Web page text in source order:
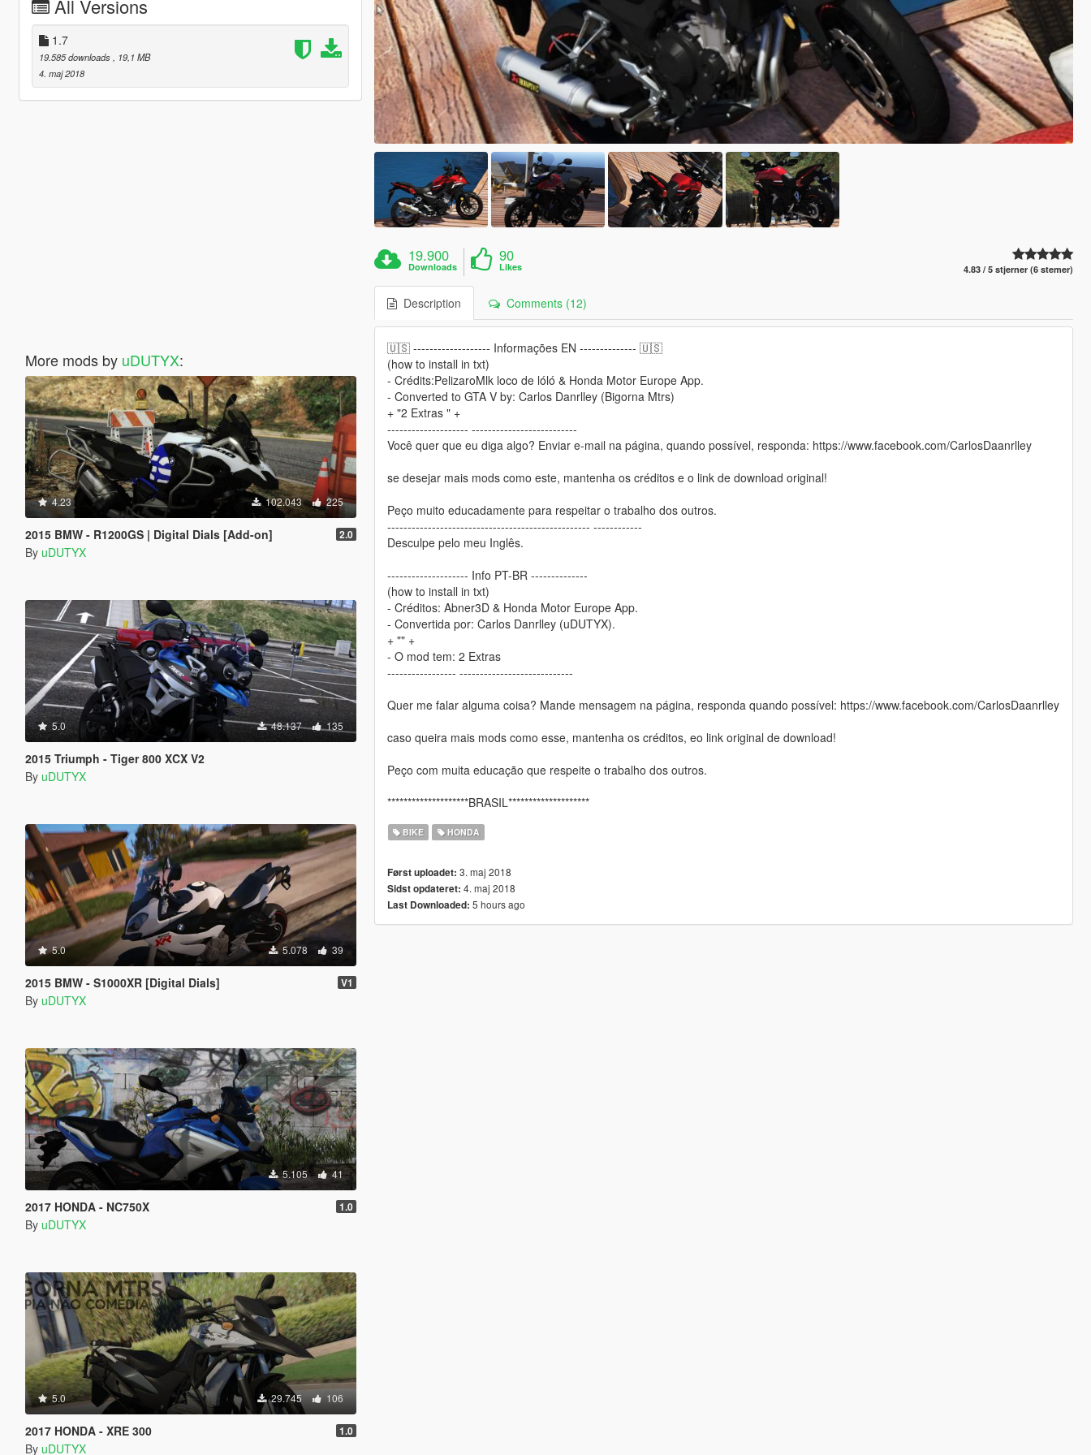
All Versions
1.7
19.585 downloads
, 19,1 MB
4. maj 2018
More mods by uDUTYX:
4.23 102.043 225
2015 BMW - R1200GS | Digital Dials [Add-on] 2.0
By uDUTYX
5.0 48.137 135
2015 Triumph - Tiger 800 XCX V2
By uDUTYX
5.0 5.078 39
2015 BMW - S1000XR [Digital Dials] V1
By uDUTYX
5.105 41
2017 HONDA - NC750X 1.0
By uDUTYX
5.0 29.745 106
2017 HONDA - XRE 300 1.0
By uDUTYX
19.900
Downloads
90
Likes 4.83 / 5 stjerner (6 stemer)
Description Comments (12)
🇺🇸 ------------------- Informações EN -------------- 🇺🇸
(how to install in txt)
- Crédits:PelizaroMlk loco de lóló & Honda Motor Europe App.
- Converted to GTA V by: Carlos Danrlley (Bigorna Mtrs)
+ "2 Extras " +
-------------------- --------------------------
Você quer que eu diga algo? Enviar e-mail na página, quando possível, responda: https://www.facebook.com/CarlosDaanrlley
se desejar mais mods como este, mantenha os créditos e o link de download original!
Peço muito educadamente para respeitar o trabalho dos outros.
-------------------------------------------------- ------------
Desculpe pelo meu Inglês.
-------------------- Info PT-BR --------------
(how to install in txt)
- Créditos: Abner3D & Honda Motor Europe App.
- Convertida por: Carlos Danrlley (uDUTYX).
+ "" +
- O mod tem: 2 Extras
----------------- ----------------------------
Quer me falar alguma coisa? Mande mensagem na página, responda quando possível: https://www.facebook.com/CarlosDaanrlley
caso queira mais mods como esse, mantenha os créditos, eo link original de download!
Peço com muita educação que respeite o trabalho dos outros.
********************BRASIL********************
BIKE HONDA
Først uploadet: 3. maj 2018
Sidst opdateret: 4. maj 2018
Last Downloaded: 5 hours ago